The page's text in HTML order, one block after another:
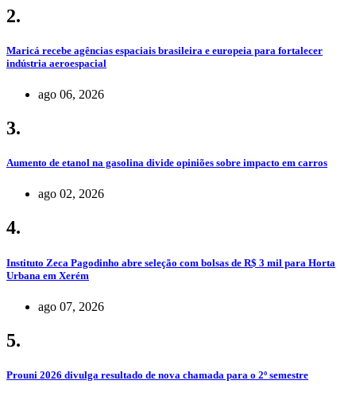
2.
Maricá recebe agências espaciais brasileira e europeia para fortalecer
indústria aeroespacial
ago 06, 2026
3.
Aumento de etanol na gasolina divide opiniões sobre impacto em carros
ago 02, 2026
4.
Instituto Zeca Pagodinho abre seleção com bolsas de R$ 3 mil para Horta
Urbana em Xerém
ago 07, 2026
5.
Prouni 2026 divulga resultado de nova chamada para o 2º semestre